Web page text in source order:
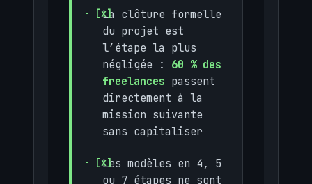
La clôture formelle
du projet est
l’étape la plus
négligée : 60 % des
freelances passent
directement à la
mission suivante
sans capitaliser
Les modèles en 4, 5
ou 7 étapes ne sont